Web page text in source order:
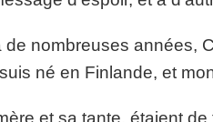
de nombreuses années,
né en Finlande, et
et sa tante, étaient